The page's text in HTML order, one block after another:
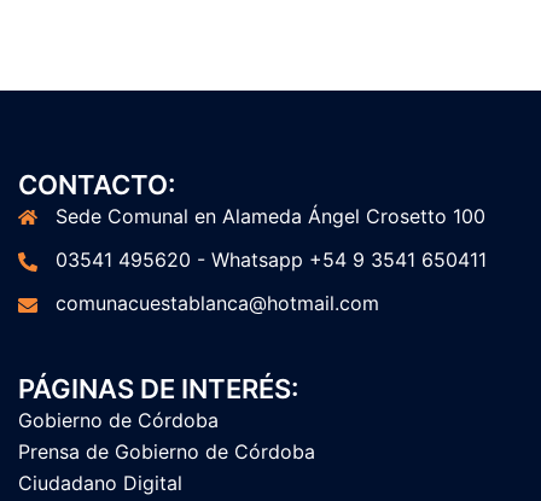
CONTACTO:
Sede Comunal en Alameda Ángel Crosetto 100
03541 495620 - Whatsapp +54 9 3541 650411
comunacuestablanca@hotmail.com
PÁGINAS DE INTERÉS:
Gobierno de Córdoba
Prensa de Gobierno de Córdoba
Ciudadano Digital